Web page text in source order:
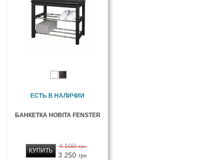
ЕСТЬ В НАЛИЧИИ
БАНКЕТКА НОВІТА FENSTER
4 100 грн
3 250 грн
КУПИТЬ